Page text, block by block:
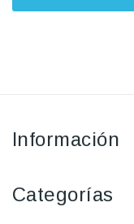
Información
Categorías